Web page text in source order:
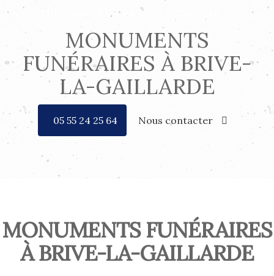
FUNÉMARBRE À BRIVE-LA-GAILLARDE
MONUMENTS
FUNÉRAIRES À BRIVE-
LA-GAILLARDE
05 55 24 25 64 Nous contacter
MONUMENTS FUNÉRAIRES
À BRIVE-LA-GAILLARDE